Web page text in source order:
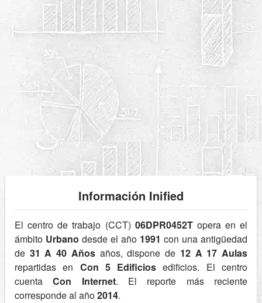
Información Inified
El centro de trabajo (CCT) 06DPR0452Topera en el
ámbito Urbano desde el año 1991 con una antigüedad
de 31 A 40 Añosaños, dispone de 12 A 17 Aulas
repartidas en Con 5 Edificios edificios. El centro
cuentaCon Internet. El reporte más reciente
corresponde al año2014.